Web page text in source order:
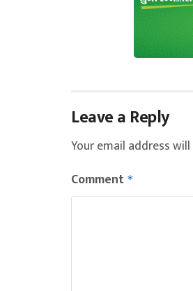
Leave a Reply
Your email address
Comment *